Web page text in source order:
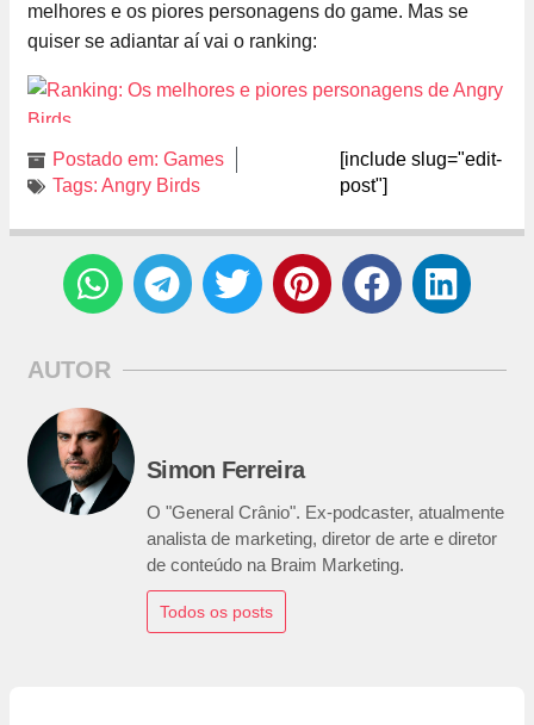
melhores e os piores personagens do game. Mas se
quiser se adiantar aí vai o ranking:
Postado em: Games
Tags: Angry Birds
[include slug="edit-
post"]
AUTOR
Simon Ferreira
O "General Crânio". Ex-podcaster, atualmente
analista de marketing, diretor de arte e diretor
de conteúdo na Braim Marketing.
Todos os posts